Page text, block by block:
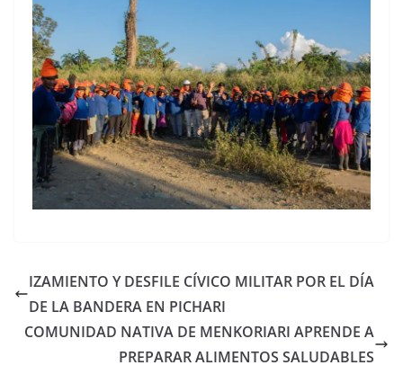
IZAMIENTO Y DESFILE CÍVICO MILITAR POR EL DÍA
DE LA BANDERA EN PICHARI
COMUNIDAD NATIVA DE MENKORIARI APRENDE A
PREPARAR ALIMENTOS SALUDABLES